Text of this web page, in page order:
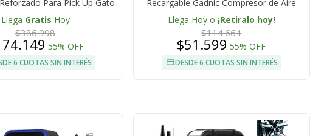
Para Pick Up Gato
Llega Gratis Hoy
$386.998
55% OFF
6 CUOTAS SIN INTERÉS
Recargable Gadnic Compresor de Aire
Llega Hoy o ¡Retiralo hoy!
$114.664
$51.599 55% OFF
DESDE 6 CUOTAS SIN INTERÉS